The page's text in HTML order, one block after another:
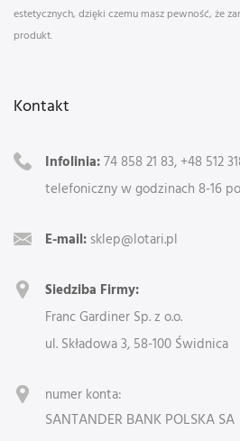
estetycznych, dzięki czemu masz pewność, że
produkt.
Kontakt
Infolinia:74 858 21 83, +48 512
telefoniczny w godzinach 8-16
E-mail: sklep@lotari.pl
Siedziba Firmy:
Franc Gardiner Sp. z o.o.
ul. Składowa 3, 58-100 Świdnica
numer konta:
SANTANDER BANK POLSKA SA